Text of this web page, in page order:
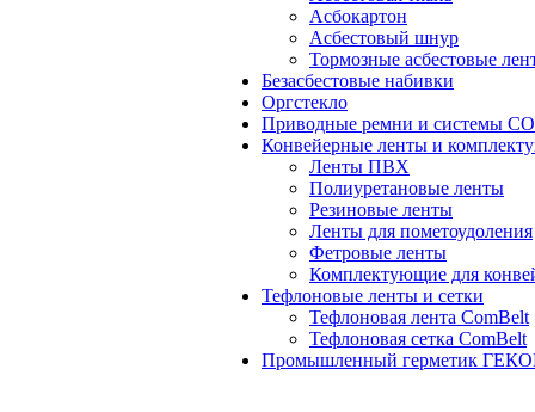
Асбокартон
Асбестовый шнур
Тормозные асбестовые
Безасбестовые набивки
Оргстекло
Приводные ремни и системы
Конвейерные ленты и
Ленты ПВХ
Полиуретановые ленты
Резиновые ленты
Ленты для пометоудоления
Фетровые ленты
Комплектующие для
Тефлоновые ленты и сетки
Тефлоновая лента ComBelt
Тефлоновая сетка ComBelt
Промышленный герметик